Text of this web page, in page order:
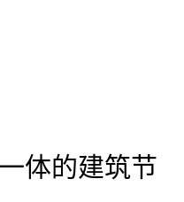
体的建筑节